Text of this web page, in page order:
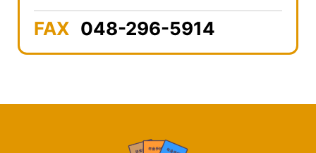
FAX 048-296-5914